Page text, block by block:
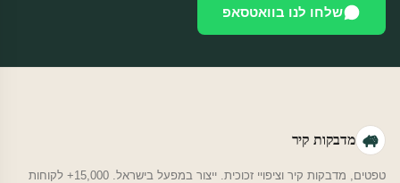
שלחו לנו בוואטסאפ
מדבקות קיר
טפטים, מדבקות קיר וציפויי זכוכית. ייצור במפעל בישראל. 15,000+ לקוחות